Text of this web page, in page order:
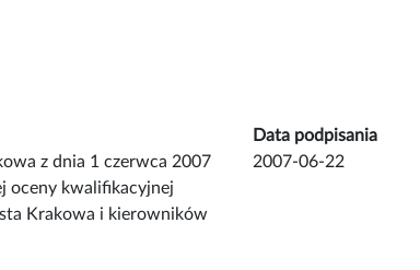
Data podpisania
z dnia 1 czerwca 2007
oceny kwalifikacyjnej
Krakowa i kierowników
2007-06-22